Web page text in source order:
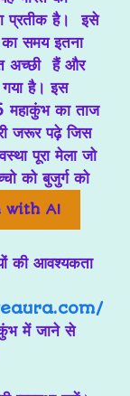
प्रतीक है। इसे
समय इतना
अच्छी हैं और
है। इस
का ताज
जरूर पढ़े जिस
पूरा मेला जो
को बुजुर्ग को
with AI
की आवश्यकता
में जाने से